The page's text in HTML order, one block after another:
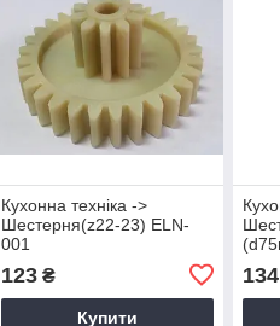
Кухонна техніка ->
Шестерня(z22-23) ELN-
001
123₴
Купити
134